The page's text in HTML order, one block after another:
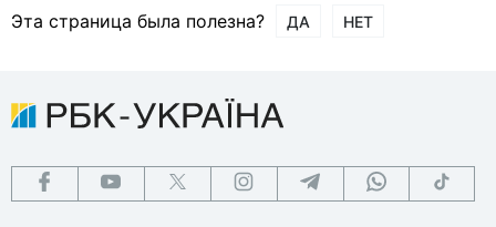
Эта страница была полезна? ДА НЕТ